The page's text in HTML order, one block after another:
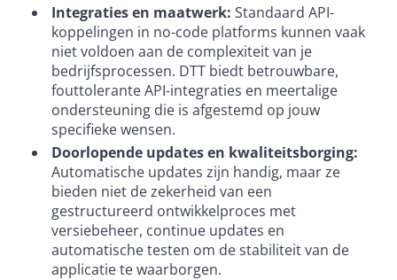
Integraties en maatwerk: Standaard API-
koppelingen in no-code platforms kunnen vaak
niet voldoen aan de complexiteit van je
bedrijfsprocessen. DTT biedt betrouwbare,
fouttolerante API-integraties en meertalige
ondersteuning die is afgestemd op jouw
specifieke wensen.
Doorlopende updates en kwaliteitsborging:
Automatische updates zijn handig, maar ze
bieden niet de zekerheid van een
gestructureerd ontwikkelproces met
versiebeheer, continue updates en
automatische testen om de stabiliteit van de
applicatie te waarborgen.